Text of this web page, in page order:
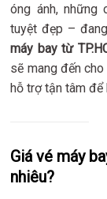
óng ánh,
tuyệt đẹp –
máy bay từ
sẽ mang đến
hỗ trợ tận tâm để
Giá vé máy
nhiêu?